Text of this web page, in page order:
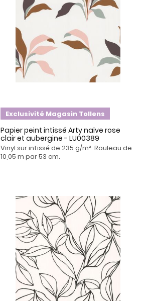
Exclusivité Magasin Tollens
Papier peint intissé Arty naïve rose
clair et aubergine - LU00389
Vinyl sur intissé de 235 g/m². Rouleau de
10,05 m par 53 cm.